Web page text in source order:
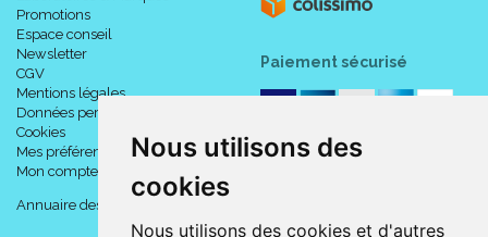
Nous utilisons des
cookies
Nous utilisons des cookies et d'autres
Promotions
Espace conseil
Newsletter
CGV
Mentions légales
Données personnelles
Cookies
Mes préférences Cookies
Mon compte
Annuaire des pharmacies
Paiement sécurisé